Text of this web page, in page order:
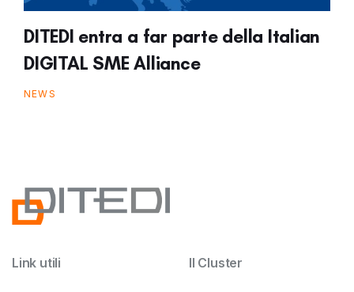
DITEDI entra a far parte della Italian
DIGITAL SME Alliance
NEWS
Link utili Il Cluster